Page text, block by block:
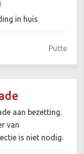
in huis
Putte
aan bezetting.
van
is niet nodig.